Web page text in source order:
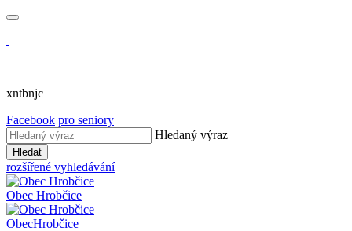
xntbnjc
Facebook pro seniory
Hledaný výraz
Hledat
rozšířené vyhledávání
Obec Hrobčice
ObecHrobčice